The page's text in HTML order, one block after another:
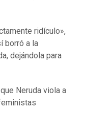
ridículo»,
borró a la
dejándola para
Neruda viola a